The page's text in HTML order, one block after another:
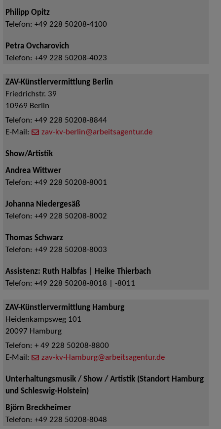
Philipp Opitz
Telefon: +49 228 50208-4100
Petra Ovcharovich
Telefon: +49 228 50208-4023
ZAV-Künstlervermittlung Berlin
Friedrichstr. 39
10969 Berlin
Telefon: +49 228 50208-8844
E-Mail:
zav-kv-berlin@arbeitsagentur.de
Show/Artistik
Andrea Wittwer
Telefon: +49 228 50208-8001
Johanna Niedergesäß
Telefon: +49 228 50208-8002
Thomas Schwarz
Telefon: +49 228 50208-8003
Assistenz: Ruth Halbfas | Heike Thierbach
Telefon: +49 228 50208-8018 | -8011
ZAV-Künstlervermittlung Hamburg
Heidenkampsweg 101
20097 Hamburg
Telefon: + 49 228 50208-8800
E-Mail:
zav-kv-Hamburg@arbeitsagentur.de
Unterhaltungsmusik / Show / Artistik (Standort Hamburg
und Schleswig-Holstein)
Björn Breckheimer
Telefon: +49 228 50208-8048